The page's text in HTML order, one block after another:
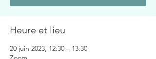
Heure et lieu
20 juin 2023, 12:30 – 13:30